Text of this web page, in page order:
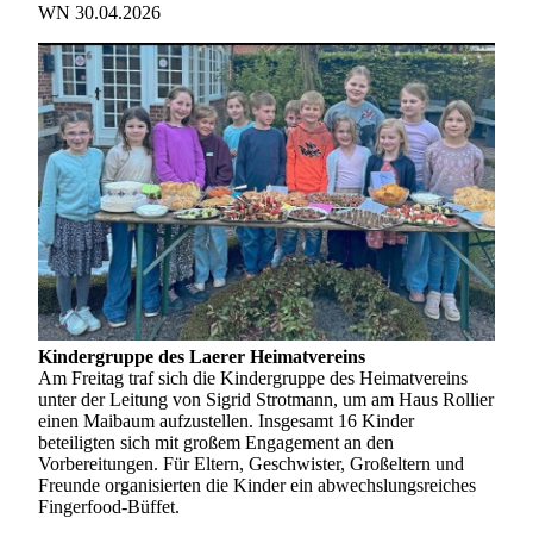
WN 30.04.2026
Kindergruppe des Laerer Heimatvereins
Am Freitag traf sich die Kindergruppe des Heimatvereins
unter der Leitung von Sigrid Strotmann, um am Haus Rollier
einen Maibaum aufzustellen. Insgesamt 16 Kinder
beteiligten sich mit großem Engagement an den
Vorbereitungen. Für Eltern, Geschwister, Großeltern und
Freunde organisierten die Kinder ein abwechslungsreiches
Fingerfood-Büffet.